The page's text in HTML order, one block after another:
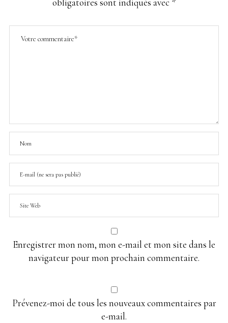
obligatoires sont indiqués avec *
Enregistrer mon nom, mon e-mail et mon site dans le
navigateur pour mon prochain commentaire.
Prévenez-moi de tous les nouveaux commentaires par
e-mail.